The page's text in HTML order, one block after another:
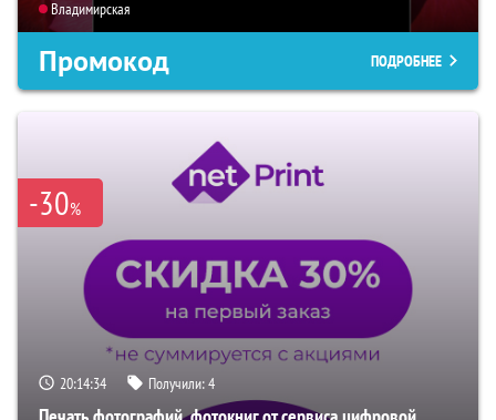
Владимирская
Промокод ПОДРОБНЕЕ
-30%
20:14:33 Получили:4